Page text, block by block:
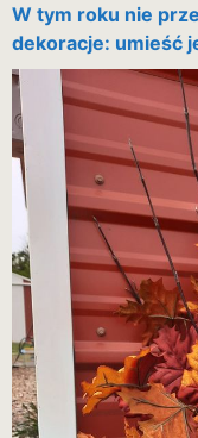
W tym roku nie
dekoracje: umieść